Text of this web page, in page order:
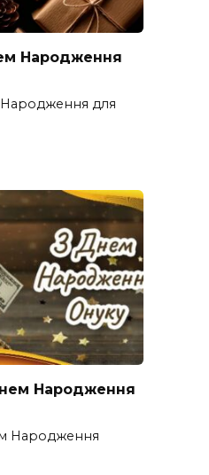
Народження
для
Народження
Народження